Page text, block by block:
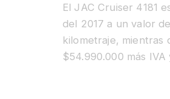
El JAC Cruiser 4181
del 2017 a un valor
kilometraje, mientras
$54.990.000 más